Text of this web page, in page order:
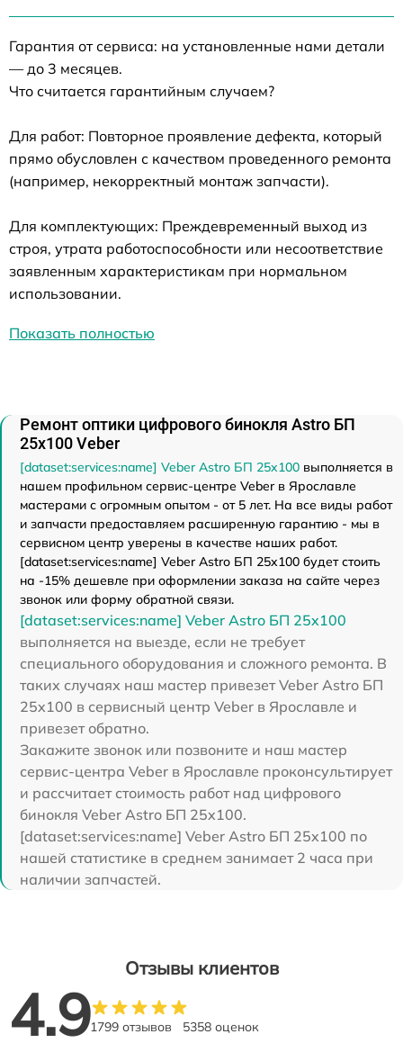
Гарантия от сервиса: на установленные нами детали
— до 3 месяцев.
Что считается гарантийным случаем?
Для работ: Повторное проявление дефекта, который
прямо обусловлен с качеством проведенного ремонта
(например, некорректный монтаж запчасти).
Для комплектующих: Преждевременный выход из
строя, утрата работоспособности или несоответствие
заявленным характеристикам при нормальном
использовании.
Показать полностью
Ремонт оптики цифрового бинокля Astro БП
25x100 Veber
[dataset:services:name] Veber Astro БП 25x100 выполняется в
нашем профильном сервис-центре Veber в Ярославле
мастерами с огромным опытом - от 5 лет. На все виды работ
и запчасти предоставляем расширенную гарантию - мы в
сервисном центр уверены в качестве наших работ.
[dataset:services:name] Veber Astro БП 25x100 будет стоить
на -15% дешевле при оформлении заказа на сайте через
звонок или форму обратной связи.
[dataset:services:name] Veber Astro БП 25x100
выполняется на выезде, если не требует
специального оборудования и сложного ремонта. В
таких случаях наш мастер привезет Veber Astro БП
25x100 в сервисный центр Veber в Ярославле и
привезет обратно.
Закажите звонок или позвоните и наш мастер
сервис-центра Veber в Ярославле проконсультирует
и рассчитает стоимость работ над цифрового
бинокля Veber Astro БП 25x100.
[dataset:services:name] Veber Astro БП 25x100 по
нашей статистике в среднем занимает 2 часа при
наличии запчастей.
Отзывы клиентов
4.91799 отзывов 5358 оценок